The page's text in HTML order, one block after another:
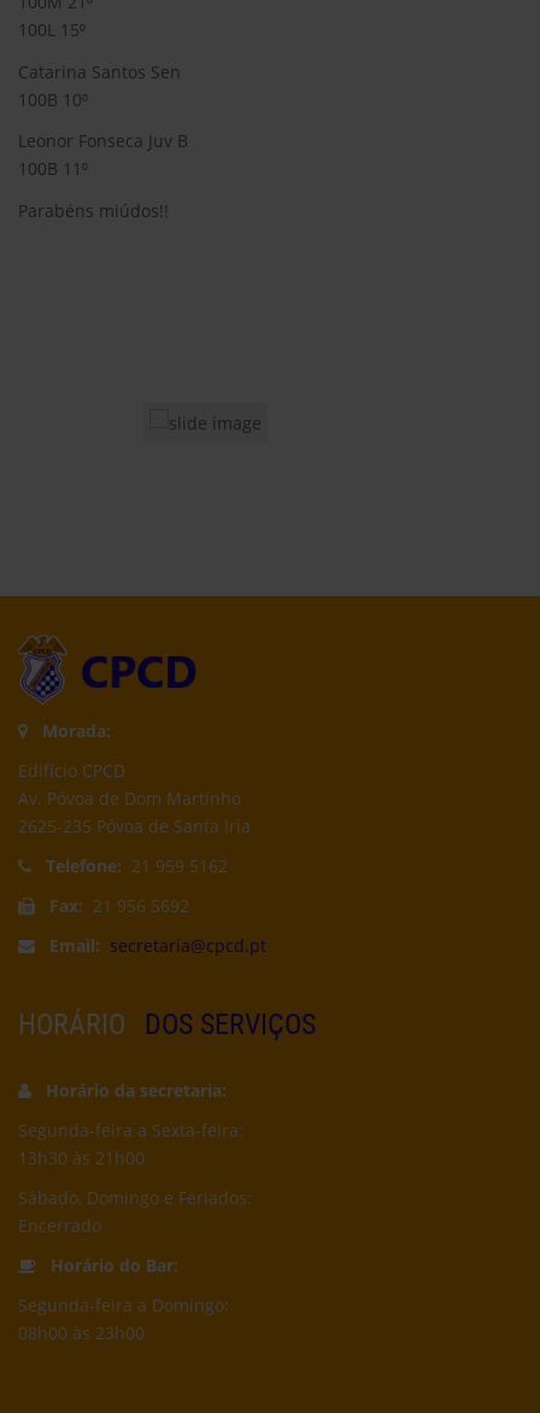
100L 15⁰
Catarina Santos Sen
100B 10⁰
Leonor Fonseca Juv B
100B 11⁰
Parabéns miúdos!!
Morada:
Edifício CPCD
Av. Póvoa de Dom Martinho
2625-235 Póvoa de Santa Iria
Telefone: 21 959 5162
Fax: 21 956 5692
Email: secretaria@cpcd.pt
HORÁRIO DOS SERVIÇOS
Horário da secretaria:
Segunda-feira a Sexta-feira:
13h30 às 21h00
Sábado, Domingo e Feriados:
Encerrado
Horário do Bar:
Segunda-feira a Domingo:
08h00 às 23h00